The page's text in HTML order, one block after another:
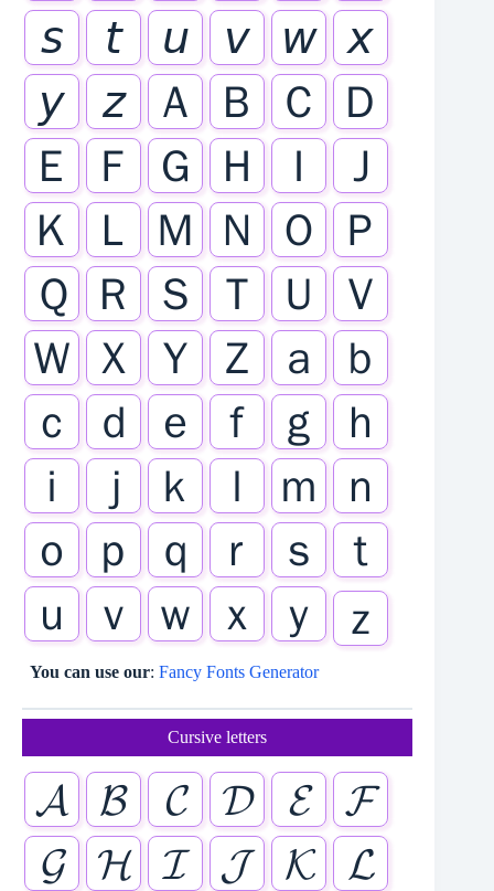
𝘴
𝘵 𝘶 𝘷 𝘸
𝘹
𝘺
𝘻 Ａ Ｂ Ｃ
Ｄ
Ｅ
Ｆ Ｇ Ｈ Ｉ
Ｊ
Ｋ
Ｌ Ｍ Ｎ Ｏ
Ｐ
Ｑ
Ｒ Ｓ Ｔ Ｕ
Ｖ
Ｗ
Ｘ Ｙ Ｚ ａ
ｂ
ｃ
ｄ ｅ ｆ ｇ
ｈ
ｉ
ｊ ｋ ｌ ｍ
ｎ
ｏ
ｐ ｑ ｒ ｓ
ｔ
ｕ
ｖ ｗ ｘ ｙ ｚ
You can use our:Fancy Fonts Generator
Cursive letters
𝓐 𝓑 𝓒 𝓓 𝓔
𝓕
𝓖
𝓗 𝓘 𝓙 𝓚
𝓛